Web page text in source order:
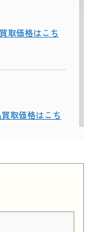
取価格はこち
取価格はこち
品買取価格はこ